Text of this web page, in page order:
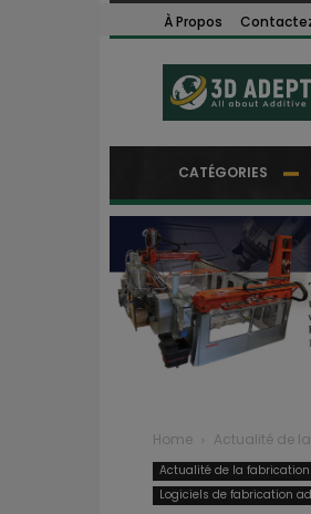
À Propos
CATÉGORIES
Home Actualité de
Actualité de la
Logiciels de fabrication